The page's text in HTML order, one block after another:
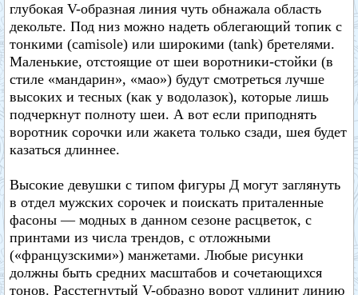
глубокая V-образная линия чуть обнажала область
декольте. Под низ можно надеть облегающий топик с
тонкими (camisole) или широкими (tank) бретелями.
Маленькие, отстоящие от шеи воротники-стойки (в
стиле «мандарин», «мао») будут смотреться лучше
высоких и тесных (как у водолазок), которые лишь
подчеркнут полноту шеи. А вот если приподнять
воротник сорочки или жакета только сзади, шея будет
казаться длиннее.
Высокие девушки с типом фигуры Д могут заглянуть
в отдел мужских сорочек и поискать приталенные
фасоны — модных в данном сезоне расцветок, с
принтами из числа трендов, с отложными
(«французскими») манжетами. Любые рисунки
должны быть средних масштабов и сочетающихся
тонов. Расстегнутый V-образно ворот удлинит линию